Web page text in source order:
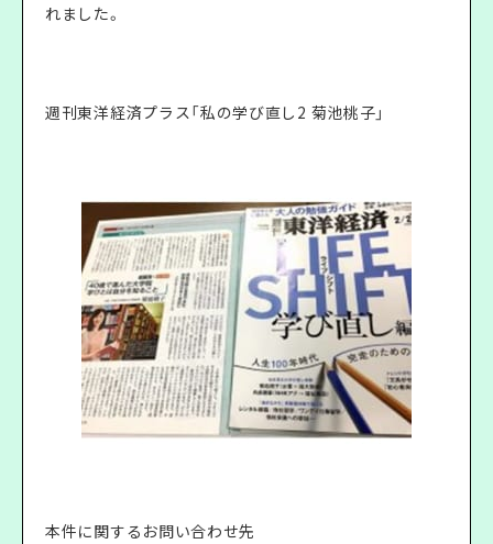
れました。
週刊東洋経済プラス「私の学び直し2 菊池桃子」
本件に関するお問い合わせ先